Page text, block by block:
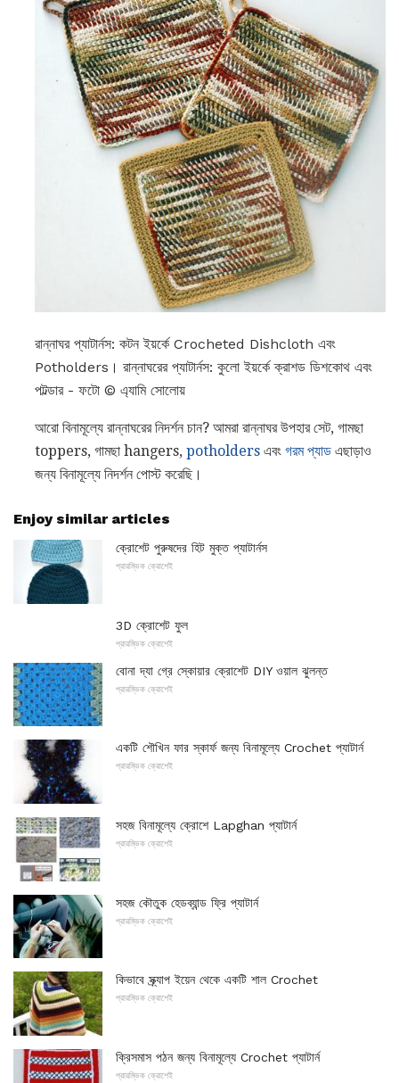
রান্নাঘর প্যাটার্নস: কটন ইয়র্কে Crocheted Dishcloth এবং
Potholders। রান্নাঘরের প্যাটার্নস: কুলো ইয়র্কে ক্রাশড ডিশকোথ এবং
পটল্ডার - ফটো © এ্যামি সোলোয়
আরো বিনামূল্যে রান্নাঘরের নিদর্শন চান? আমরা রান্নাঘর উপহার সেট, গামছা
toppers, গামছা hangers, potholders এবং গরম প্যাড এছাড়াও
জন্য বিনামূল্যে নিদর্শন পোস্ট করেছি।
Enjoy similar articles
ক্রোশেট পুরুষদের হিট মুক্ত প্যাটার্নস
প্রারম্ভিক ক্রোশেই
3D ক্রোশেট ফুল
প্রারম্ভিক ক্রোশেই
বোনা দ্যা গ্রে স্কোয়ার ক্রোশেট DIY ওয়াল ঝুলন্ত
প্রারম্ভিক ক্রোশেই
একটি শৌখিন ফার স্কার্ফ জন্য বিনামূল্যে Crochet প্যাটার্ন
প্রারম্ভিক ক্রোশেই
সহজ বিনামূল্যে ক্রোশে Lapghan প্যাটার্ন
প্রারম্ভিক ক্রোশেই
সহজ কৌতুক হেডব্যান্ড ফ্রি প্যাটার্ন
প্রারম্ভিক ক্রোশেই
কিভাবে স্ক্র্যাপ ইয়েন থেকে একটি শাল Crochet
প্রারম্ভিক ক্রোশেই
ক্রিসমাস পঠন জন্য বিনামূল্যে Crochet প্যাটার্ন
প্রারম্ভিক ক্রোশেই